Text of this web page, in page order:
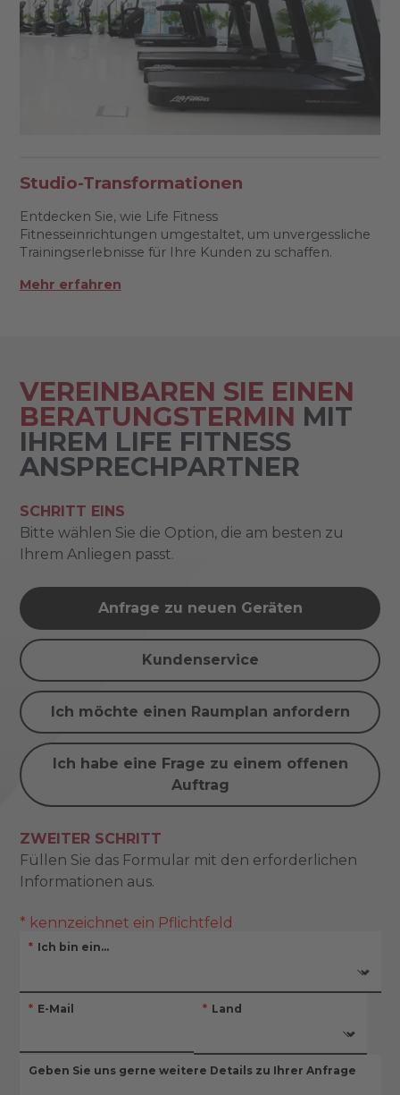
Studio-Transformationen
Entdecken Sie, wie Life Fitness
Fitnesseinrichtungen umgestaltet, um unvergessliche
Trainingserlebnisse für Ihre Kunden zu schaffen.
Mehr erfahren
VEREINBAREN SIE EINEN
BERATUNGSTERMIN MIT
IHREM LIFE FITNESS
ANSPRECHPARTNER
SCHRITT EINS
Bitte wählen Sie die Option, die am besten zu
Ihrem Anliegen passt.
Anfrage zu neuen Geräten
Kundenservice
Ich möchte einen Raumplan anfordern
Ich habe eine Frage zu einem offenen
Auftrag
ZWEITER SCHRITT
Füllen Sie das Formular mit den erforderlichen
Informationen aus.